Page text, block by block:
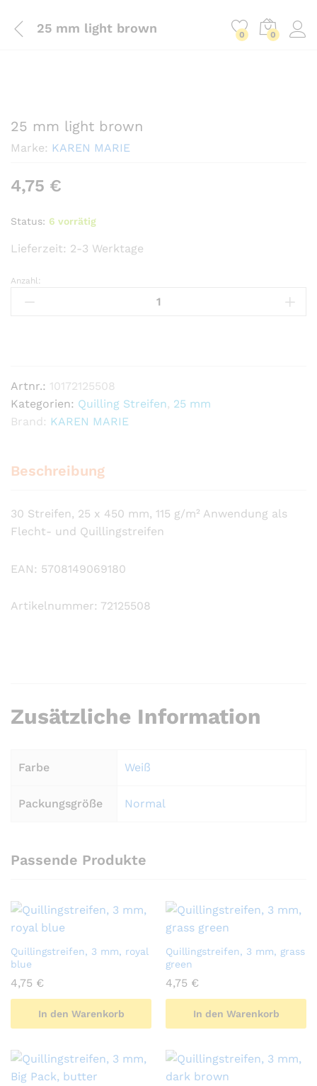
25 mm light brown 0 0
25 mm light brown
Marke: KAREN MARIE
4,75 €
Status: 6 vorrätig
Lieferzeit: 2-3 Werktage
25
mm
Anzahl:
Artnr.: 10172125508
Kategorien: Quilling Streifen, 25 mm
Brand: KAREN MARIE
Beschreibung
30 Streifen, 25 x 450 mm, 115 g/m² Anwendung als
Flecht- und Quillingstreifen
EAN: 5708149069180
Artikelnummer: 72125508
Zusätzliche Information
Farbe Weiß
Packungsgröße Normal
Passende Produkte
Quillingstreifen, 3 mm, royal
blue
4,75 €
In den Warenkorb
Quillingstreifen, 3 mm, grass
green
4,75 €
In den Warenkorb